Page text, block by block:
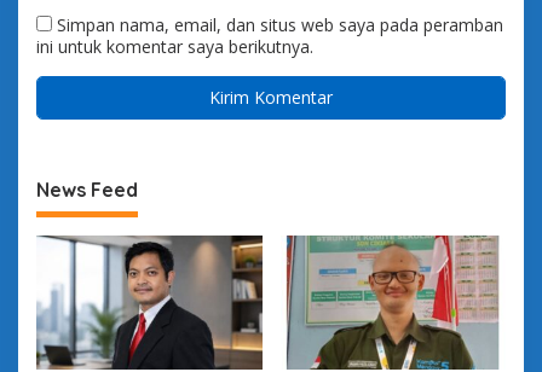
Simpan nama, email, dan situs web saya pada peramban
ini untuk komentar saya berikutnya.
News Feed